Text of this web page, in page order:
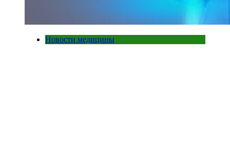
Новости медицины